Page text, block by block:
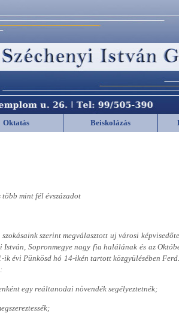
Oktatás Beiskolázás
mint fél évszázadot
szerint megválasztott uj városi
István, Sopronmegye nagy fia halálának és az
ik évi Pünkösd hó 14-ikén tartott közgyülésében
egy reáltanodai növendék segélyeztetnék;